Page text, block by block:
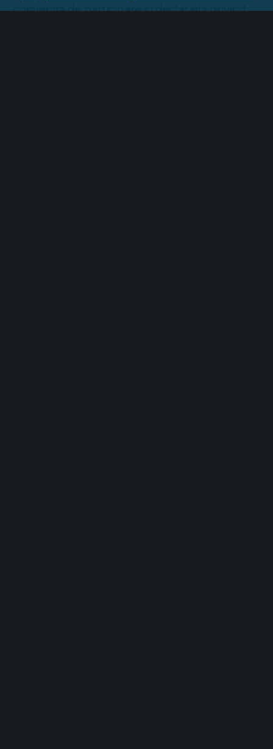
convenția de participare și declarația privind